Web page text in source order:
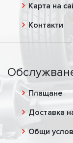
Карта на
Контакти
Плащане
Доставка
Общи